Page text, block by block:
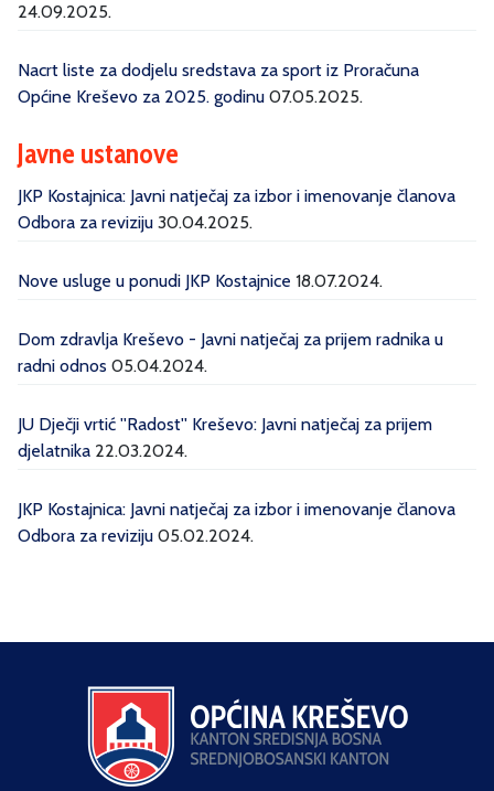
24.09.2025.
Nacrt liste za dodjelu sredstava za sport iz Proračuna
Općine Kreševo za 2025. godinu 07.05.2025.
Javne ustanove
JKP Kostajnica: Javni natječaj za izbor i imenovanje članova
Odbora za reviziju 30.04.2025.
Nove usluge u ponudi JKP Kostajnice 18.07.2024.
Dom zdravlja Kreševo - Javni natječaj za prijem radnika u
radni odnos 05.04.2024.
JU Dječji vrtić ''Radost'' Kreševo: Javni natječaj za prijem
djelatnika 22.03.2024.
JKP Kostajnica: Javni natječaj za izbor i imenovanje članova
Odbora za reviziju 05.02.2024.